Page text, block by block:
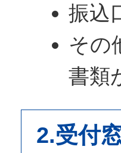
振込
その
書類
2.受付